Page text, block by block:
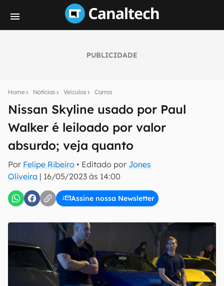
PUBLICIDADE
Home Notícias Veículos Carros
Nissan Skyline usado por Paul
Walker é leiloado por valor
absurdo; veja quanto
Por Felipe Ribeiro • Editado por Jones
Oliveira | 16/05/2023 às 14:00
Assine nossa Newsletter
notícias e reviews sobre tecnologia em primeira
E-mail
inscreva-se
Confirmo que li, aceito e concordo com os Termos de
Uso e Política de Privacidade do Canaltech.